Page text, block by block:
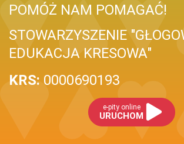
POMÓŻ NAM POMAGAĆ!
STOWARZYSZENIE
EDUKACJA KRESOWA"
KRS: 0000690193
e-pity online
URUCHOM